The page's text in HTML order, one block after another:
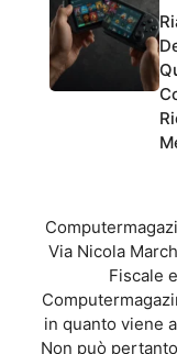
Via Nicola
Fiscale
in quanto viene
Non può